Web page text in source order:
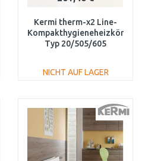
Kermi therm-x2 Line-
Kompakthygieneheizkörper
Typ 20/505/605
NICHT AUF LAGER
Vergleichen